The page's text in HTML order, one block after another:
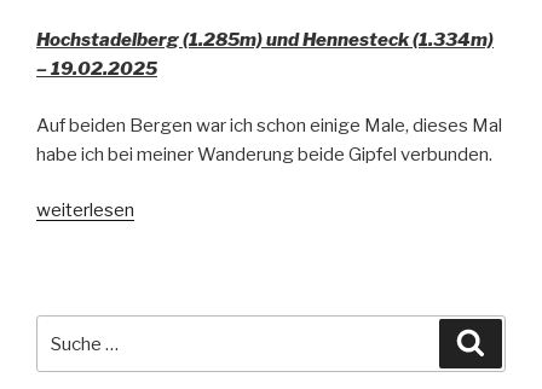
Hochstadelberg (1.285m) und Hennesteck (1.334m)
– 19.02.2025
Auf beiden Bergen war ich schon einige Male, dieses Mal
habe ich bei meiner Wanderung beide Gipfel verbunden.
„Hochstadelberg
weiterlesen
nach: